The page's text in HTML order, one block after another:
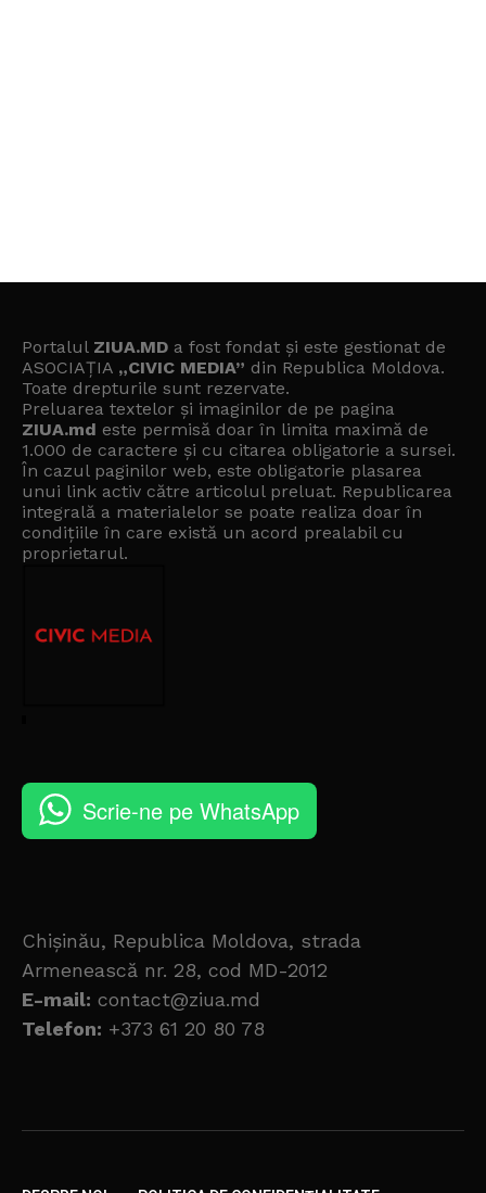
Portalul ZIUA.MD a fost fondat și este gestionat de
ASOCIAȚIA „CIVIC MEDIA” din Republica Moldova.
Toate drepturile sunt rezervate.
Preluarea textelor și imaginilor de pe pagina
ZIUA.md este permisă doar în limita maximă de
1.000 de caractere și cu citarea obligatorie a sursei.
În cazul paginilor web, este obligatorie plasarea
unui link activ către articolul preluat. Republicarea
integrală a materialelor se poate realiza doar în
condițiile în care există un acord prealabil cu
proprietarul.
Scrie-ne pe WhatsApp
Chișinău, Republica Moldova, strada
Armenească nr. 28, cod MD-2012
E-mail: contact@ziua.md
Telefon: +373 61 20 80 78